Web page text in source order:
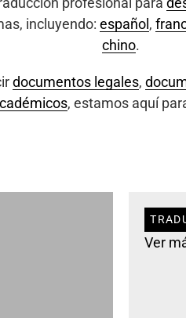
incluyendo: español ,
chino.
documentos legales,
, estamos aquí
Ver